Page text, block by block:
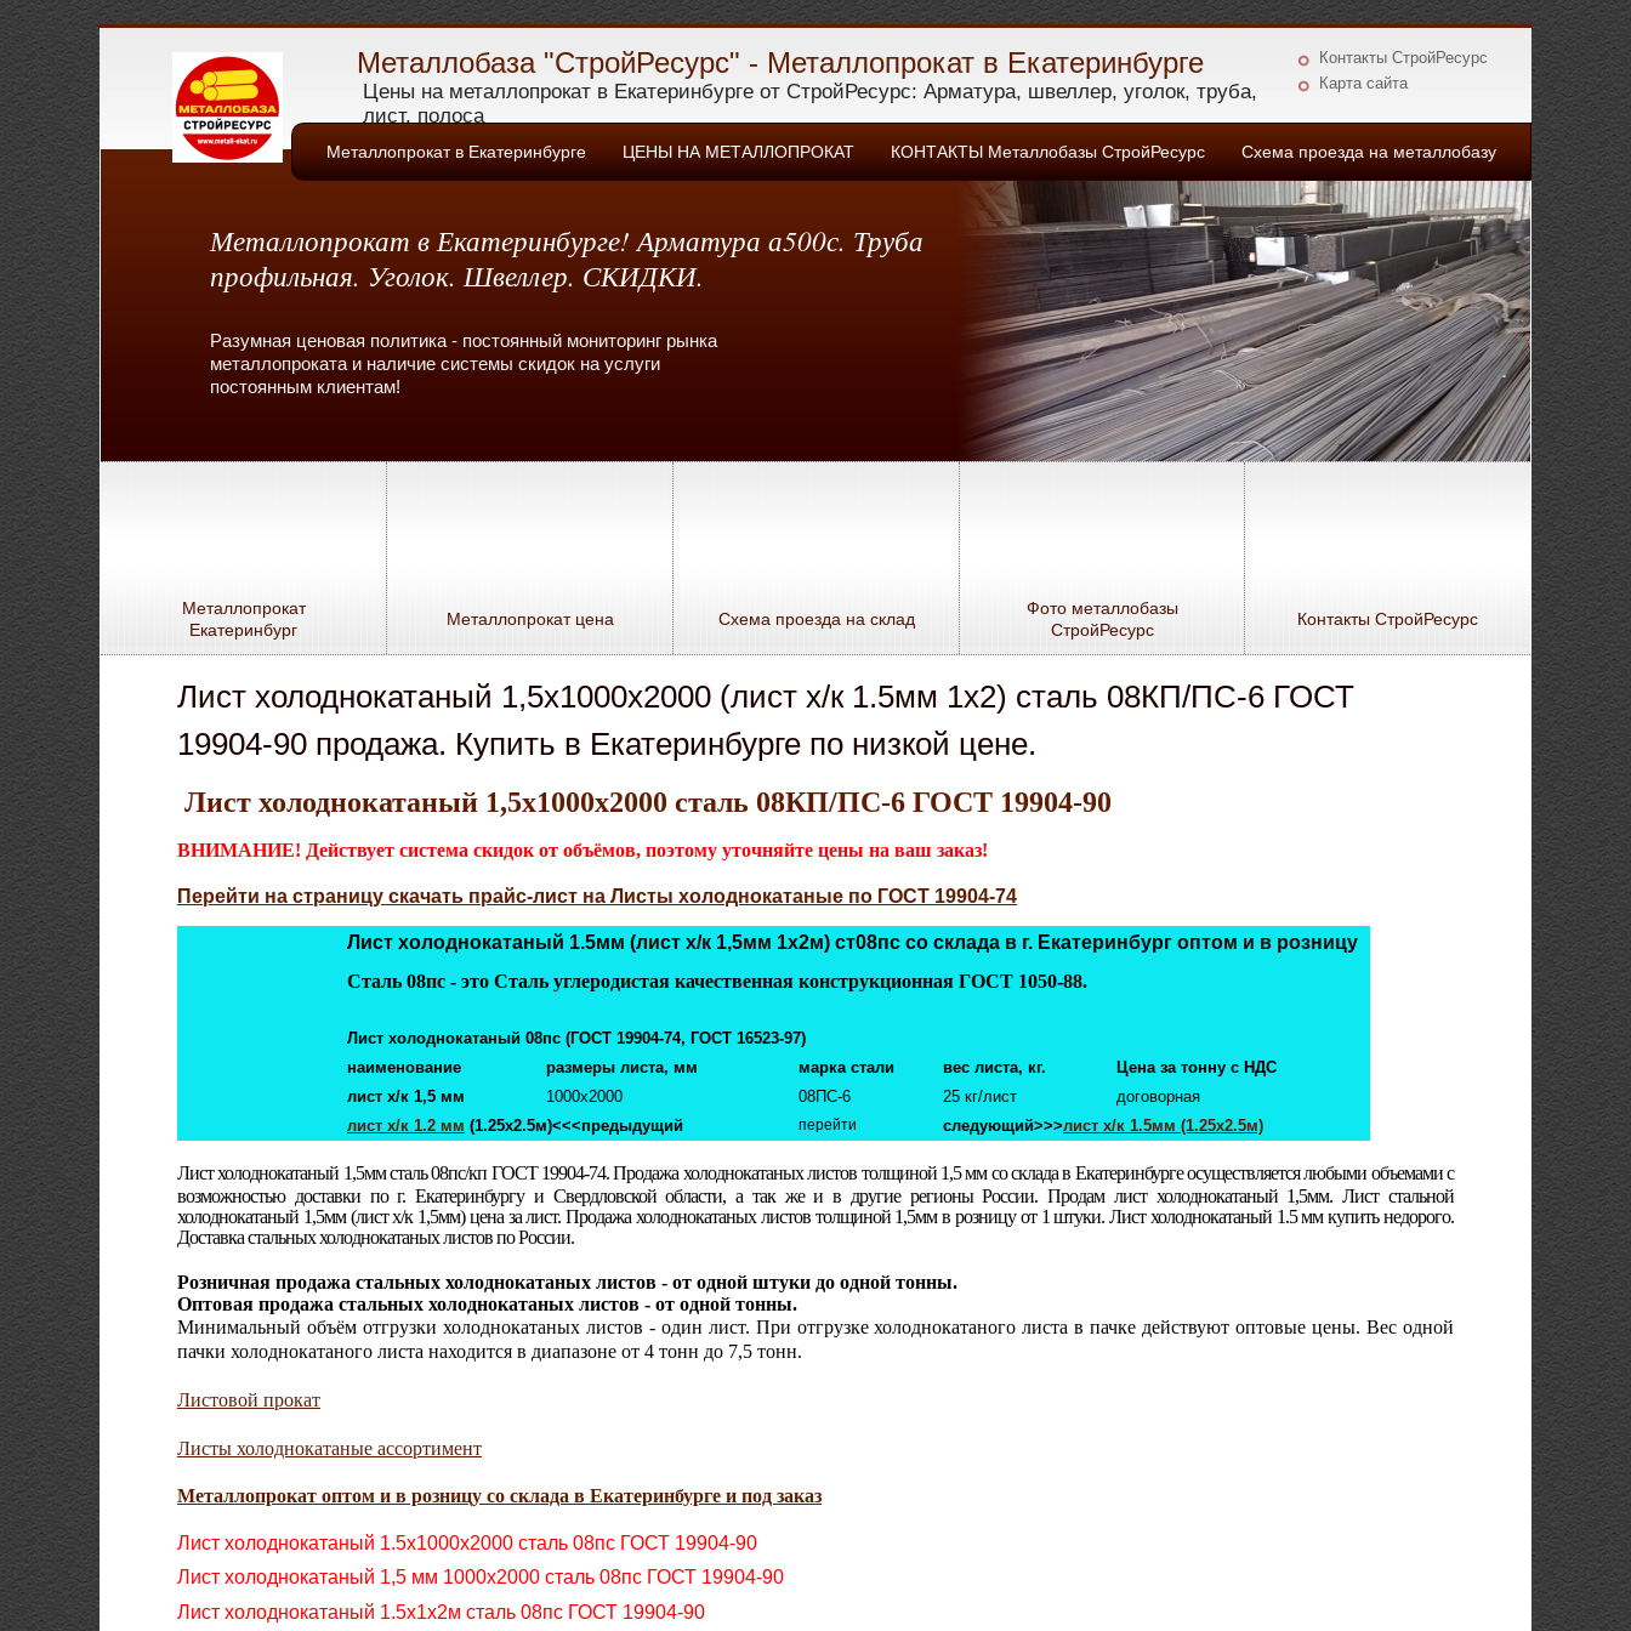
Металлобаза "СтройРесурс" - Металлопрокат в Екатеринбурге
Цены на металлопрокат в Екатеринбурге от СтройРесурс: Арматура, швеллер, уголок, труба,
лист, полоса
Контакты СтройРесурс
Карта сайта
Металлопрокат в Екатеринбурге! Арматура а500с. Труба
профильная. Уголок. Швеллер. СКИДКИ.
Разумная ценовая политика - постоянный мониторинг рынка
металлопроката и наличие системы скидок на услуги
постоянным клиентам!
Металлопрокат в Екатеринбурге ЦЕНЫ НА МЕТАЛЛОПРОКАТ КОНТАКТЫ Металлобазы СтройРесурс Схема проезда на металлобазу
Металлопрокат
Екатеринбург
Металлопрокат цена Схема проезда на склад
Фото металлобазы
СтройРесурс
Контакты СтройРесурс
Лист холоднокатаный 1,5х1000х2000 (лист х/к 1.5мм 1х2) сталь 08КП/ПС-6 ГОСТ
19904-90 продажа. Купить в Екатеринбурге по низкой цене.
Лист холоднокатаный 1,5х1000х2000 сталь 08КП/ПС-6 ГОСТ 19904-90
ВНИМАНИЕ! Действует система скидок от объёмов, поэтому уточняйте цены на ваш заказ!
Перейти на страницу скачать прайс-лист на Листы холоднокатаные по ГОСТ 19904-74
Лист холоднокатаный 1.5мм (лист х/к 1,5мм 1х2м) ст08пс со склада в г. Екатеринбург оптом и в розницу
Сталь 08пс - это Сталь углеродистая качественная конструкционная ГОСТ 1050-88.
Лист холоднокатаный 08пс (ГОСТ 19904-74, ГОСТ 16523-97)
наименование
размеры листа, мм марка стали вес листа, кг.
Цена за тонну с НДС
лист х/к 1,5 мм
1000х2000 08ПС-6 25 кг/лист
договорная
лист х/к 1.2 мм (1.25х2.5м)<<<предыдущий перейти следующий>>>лист х/к 1.5мм (1.25х2.5м)
Лист холоднокатаный 1,5мм сталь 08пс/кп ГОСТ 19904-74.Продажа холоднокатаных листов толщиной 1,5 мм со склада в Екатеринбурге осуществляется любыми объемами с
возможностью доставки по г. Екатеринбургу и Свердловской области, а так же и в другие регионы России. Продам лист холоднокатаный 1,5мм. Лист стальной
холоднокатаный 1,5мм (лист х/к 1,5мм) цена за лист. Продажа холоднокатаных листов толщиной 1,5мм в розницу от 1 штуки. Лист холоднокатаный 1.5 мм купить недорого.
Доставка стальных холоднокатаных листов по России.
Розничная продажа стальных холоднокатаных листов - от одной штуки до одной тонны.
Оптовая продажа стальных холоднокатаных листов - от одной тонны.
Минимальный объём отгрузки холоднокатаных листов - один лист. При отгрузке холоднокатаного листа в пачке действуют оптовые цены. Вес одной
пачки холоднокатаного листа находится в диапазоне от 4 тонн до 7,5 тонн.
Листовой прокат
Листы холоднокатаные ассортимент
Металлопрокат оптом и в розницу со склада в Екатеринбурге и под заказ
Лист холоднокатаный 1.5х1000х2000 сталь 08пс ГОСТ 19904-90
Лист холоднокатаный 1,5 мм 1000х2000 сталь 08пс ГОСТ 19904-90
Лист холоднокатаный 1.5х1х2м сталь 08пс ГОСТ 19904-90